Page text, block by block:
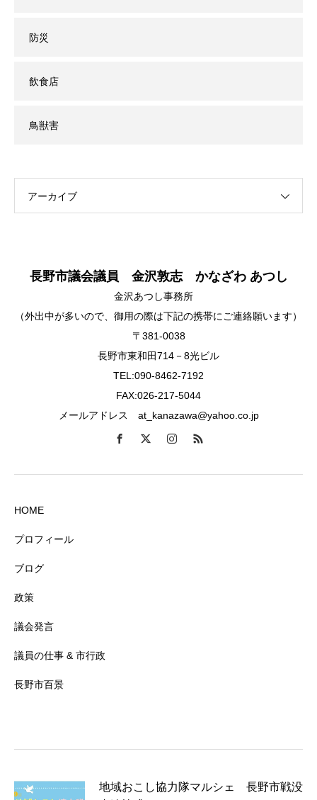
防災
飲食店
鳥獣害
アーカイブ
長野市議会議員 金沢敦志 かなざわ あつし
金沢あつし事務所
（外出中が多いので、御用の際は下記の携帯にご連絡願います）
〒381-0038
長野市東和田714－8光ビル
TEL:090-8462-7192
FAX:026-217-5044
メールアドレス at_kanazawa@yahoo.co.jp
HOME
プロフィール
ブログ
政策
議会発言
議員の仕事 & 市行政
長野市百景
地域おこし協力隊マルシェ 長野市戦没